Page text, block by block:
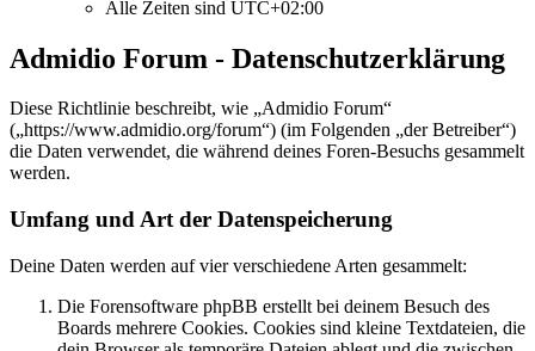
Alle Zeiten sind UTC+02:00
Admidio Forum - Datenschutzerklärung
Diese Richtlinie beschreibt, wie „Admidio Forum“
(„https://www.admidio.org/forum“) (im Folgenden „der Betreiber“)
die Daten verwendet, die während deines Foren-Besuchs gesammelt
werden.
Umfang und Art der Datenspeicherung
Deine Daten werden auf vier verschiedene Arten gesammelt:
Die Forensoftware phpBB erstellt bei deinem Besuch des
Boards mehrere Cookies. Cookies sind kleine Textdateien, die